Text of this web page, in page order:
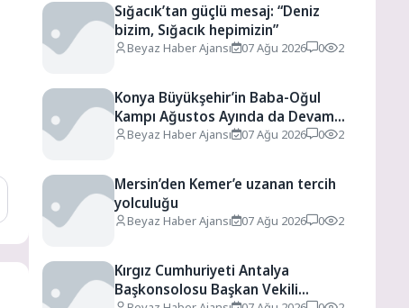
Sığacık’tan güçlü mesaj: “Deniz
bizim, Sığacık hepimizin”
Beyaz Haber Ajansı 07 Ağu 2026 0 2
Konya Büyükşehir’in Baba-Oğul
Kampı Ağustos Ayında da Devam
Edecek
Beyaz Haber Ajansı 07 Ağu 2026 0 2
Mersin’den Kemer’e uzanan tercih
yolculuğu
Beyaz Haber Ajansı 07 Ağu 2026 0 2
Kırgız Cumhuriyeti Antalya
Başkonsolosu Başkan Vekili